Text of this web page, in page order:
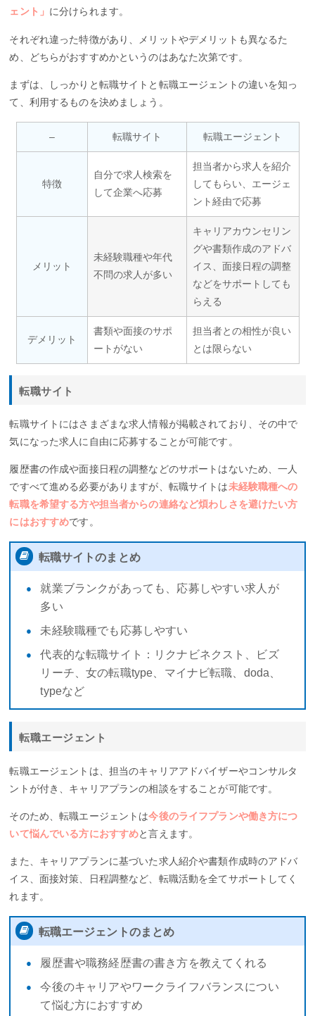
ェント」 に分けられます。
それぞれ違った特徴があり、メリットやデメリットも異なるた
め、どちらがおすすめかというのはあなた次第です。
まずは、しっかりと転職サイトと転職エージェントの違いを知っ
て、利用するものを決めましょう。
– 転職サイト 転職エージェント
特徴
自分で求人検索を
して企業へ応募
担当者から求人を紹介
してもらい、エージェ
ント経由で応募
メリット
未経験職種や年代
不問の求人が多い
キャリアカウンセリン
グや書類作成のアドバ
イス、面接日程の調整
などをサポートしても
らえる
デメリット
書類や面接のサポ
ートがない
担当者との相性が良い
とは限らない
転職サイト
転職サイトにはさまざまな求人情報が掲載されており、その中で
気になった求人に自由に応募することが可能です。
履歴書の作成や面接日程の調整などのサポートはないため、一人
ですべて進める必要がありますが、転職サイトは未経験職種への
転職を希望する方や担当者からの連絡など煩わしさを避けたい方
にはおすすめです。
転職サイトのまとめ
就業ブランクがあっても、応募しやすい求人が
多い
未経験職種でも応募しやすい
代表的な転職サイト：リクナビネクスト、ビズ
リーチ、女の転職type、マイナビ転職、doda、
typeなど
転職エージェント
転職エージェントは、担当のキャリアアドバイザーやコンサルタ
ントが付き、キャリアプランの相談をすることが可能です。
そのため、転職エージェントは今後のライフプランや働き方につ
いて悩んでいる方におすすめと言えます。
また、キャリアプランに基づいた求人紹介や書類作成時のアドバ
イス、面接対策、日程調整など、転職活動を全てサポートしてく
れます。
転職エージェントのまとめ
履歴書や職務経歴書の書き方を教えてくれる
今後のキャリアやワークライフバランスについ
て悩む方におすすめ